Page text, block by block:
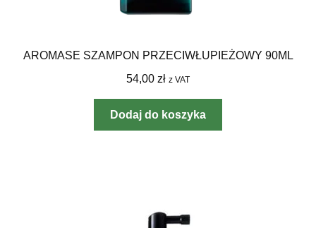
AROMASE SZAMPON PRZECIWŁUPIEŻOWY 90ML
54,00 zł z VAT
Dodaj do koszyka